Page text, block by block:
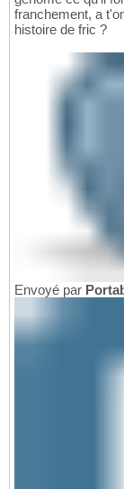
franchement, a
histoire de fric ?
Envoyé par